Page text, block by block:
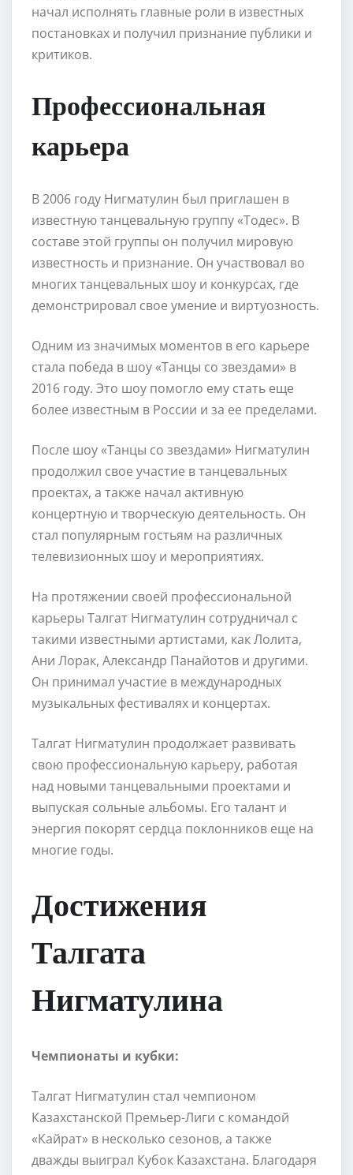
начал исполнять главные роли в известных
постановках и получил признание публики и
критиков.
Профессиональная
карьера
В 2006 году Нигматулин был приглашен в
известную танцевальную группу «Тодес». В
составе этой группы он получил мировую
известность и признание. Он участвовал во
многих танцевальных шоу и конкурсах, где
демонстрировал свое умение и виртуозность.
Одним из значимых моментов в его карьере
стала победа в шоу «Танцы со звездами» в
2016 году. Это шоу помогло ему стать еще
более известным в России и за ее пределами.
После шоу «Танцы со звездами» Нигматулин
продолжил свое участие в танцевальных
проектах, а также начал активную
концертную и творческую деятельность. Он
стал популярным гостьям на различных
телевизионных шоу и мероприятиях.
На протяжении своей профессиональной
карьеры Талгат Нигматулин сотрудничал с
такими известными артистами, как Лолита,
Ани Лорак, Александр Панайотов и другими.
Он принимал участие в международных
музыкальных фестивалях и концертах.
Талгат Нигматулин продолжает развивать
свою профессиональную карьеру, работая
над новыми танцевальными проектами и
выпуская сольные альбомы. Его талант и
энергия покорят сердца поклонников еще на
многие годы.
Достижения
Талгата
Нигматулина
Чемпионаты и кубки:
Талгат Нигматулин стал чемпионом
Казахстанской Премьер-Лиги с командой
«Кайрат» в несколько сезонов, а также
дважды выиграл Кубок Казахстана. Благодаря